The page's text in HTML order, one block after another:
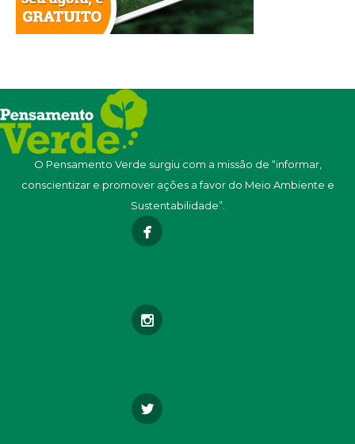
O Pensamento Verde surgiu com a missão de “informar,
conscientizar e promover ações a favor do Meio Ambiente e
Sustentabilidade”.